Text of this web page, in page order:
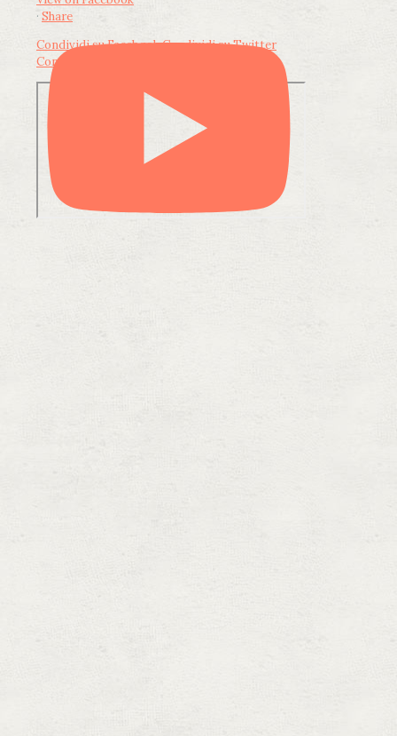
· Share
Condividi su FacebookCondividi su Twitter
Condividi su LinkedIn